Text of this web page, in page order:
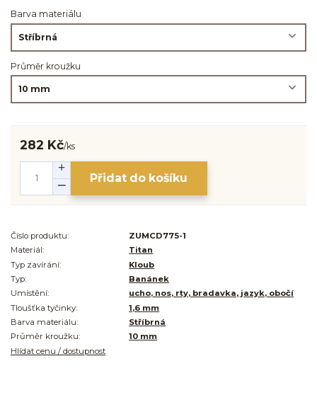
Barva materiálu
Průměr kroužku
282 Kč/ks
Přidat do košíku
Číslo produktu:
ZUMCD775-1
Materiál:
Titan
Typ zavírání:
Kloub
Typ:
Banánek
Umístění:
ucho, nos, rty, bradavka, jazyk, obočí
Tloušťka tyčinky:
1,6 mm
Barva materiálu:
Stříbrná
Průměr kroužku:
10 mm
Hlídat cenu / dostupnost